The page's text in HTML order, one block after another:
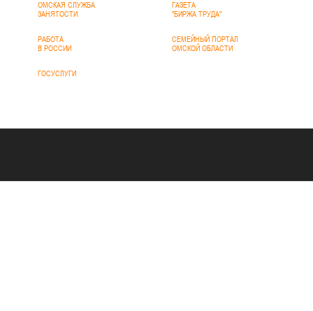
ОМСКАЯ СЛУЖБА
ЗАНЯТОСТИ
ГАЗЕТА
"БИРЖА ТРУДА"
РАБОТА
В РОССИИ
СЕМЕЙНЫЙ ПОРТАЛ
ОМСКОЙ ОБЛАСТИ
ГОСУСЛУГИ